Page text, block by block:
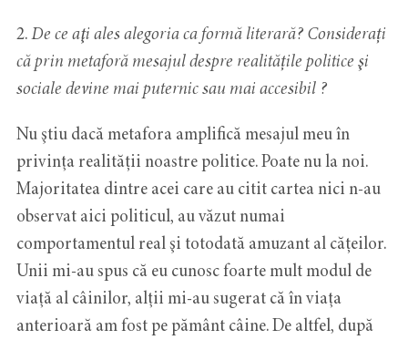
2.De ce aţi ales alegoria ca formă literară? Considerați
că prin metaforă mesajul despre realitățile politice şi
sociale devine mai puternic sau mai accesibil ?
Nu ştiu dacă metafora amplifică mesajul meu în
privinţa realității noastre politice. Poate nu la noi.
Majoritatea dintre acei care au citit cartea nici n-au
observat aici politicul, au văzut numai
comportamentul real şi totodată amuzant al cățeilor.
Unii mi-au spus că eu cunosc foarte mult modul de
viaţă al câinilor, alţii mi-au sugerat că în viaţa
anterioară am fost pe pământ câine. De altfel, după